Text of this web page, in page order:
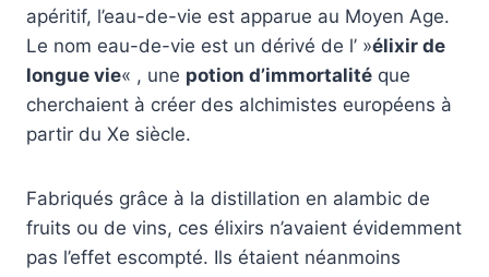
apéritif, l’eau-de-vie est apparue au Moyen Age.
Le nom eau-de-vie est un dérivé de l’ »élixir de
longue vie« , une potion d’immortalité que
cherchaient à créer des alchimistes européens à
partir du Xe siècle.
Fabriqués grâce à la distillation en alambic de
fruits ou de vins, ces élixirs n’avaient évidemment
pas l’effet escompté. Ils étaient néanmoins